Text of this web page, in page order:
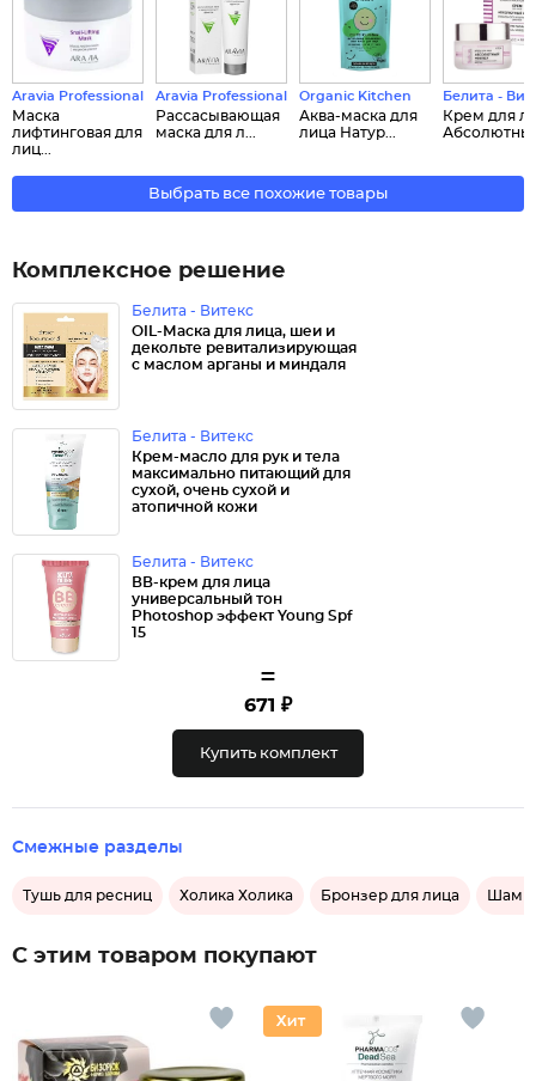
Aravia Professional
Маска
лифтинговая для
лиц...
Aravia Professional
Рассасывающая
маска для л...
Organic Kitchen
Аква-маска для
лица Натур...
Белита -
Крем для
Выбрать все похожие товары
Комплексное решение
Белита - Витекс
OIL-Маска для лица, шеи и
декольте ревитализирующая
с маслом арганы и миндаля
Белита - Витекс
Крем-масло для рук и тела
максимально питающий для
сухой, очень сухой и
атопичной кожи
Белита - Витекс
ВВ-крем для лица
универсальный тон
Photoshop эффект Young Spf
15
=
671 ₽
Купить комплект
Смежные разделы
Тушь для ресниц Холика Холика Бронзер для лица
С этим товаром покупают